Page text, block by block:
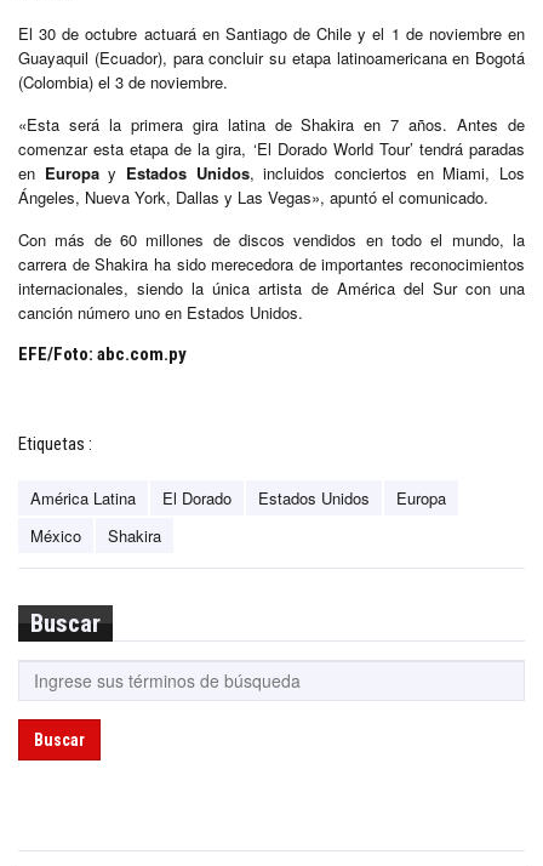
El 30 de octubre actuará en Santiago de Chile y el 1 de noviembre en
Guayaquil (Ecuador), para concluir su etapa latinoamericana en Bogotá
(Colombia) el 3 de noviembre.
«Esta será la primera gira latina de Shakira en 7 años. Antes de
comenzar esta etapa de la gira, ‘El Dorado World Tour’ tendrá paradas
en Europay Estados Unidos, incluidos conciertos en Miami, Los
Ángeles, Nueva York, Dallas y Las Vegas», apuntó el comunicado.
Con más de 60 millones de discos vendidos en todo el mundo, la
carrera de Shakira ha sido merecedora de importantes reconocimientos
internacionales, siendo la única artista de América del Sur con una
canción número uno en Estados Unidos.
EFE/Foto: abc.com.py
Etiquetas :
América Latina El Dorado Estados Unidos
Europa
México
Shakira
Buscar
Buscar